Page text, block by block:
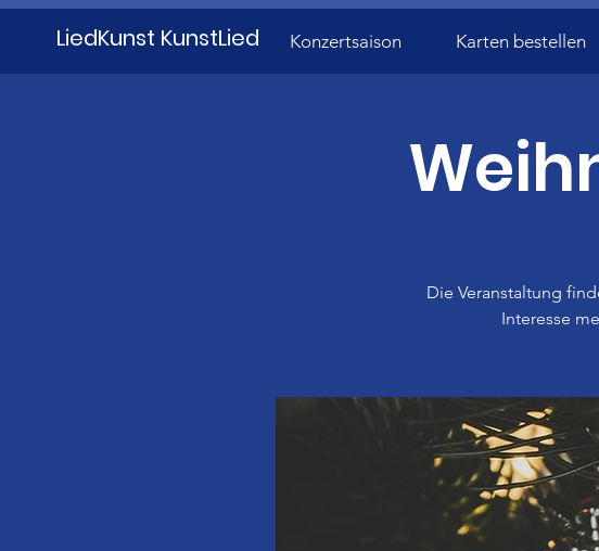
LiedKunst KunstLied Konzertsaison Karten bestellen
Die Veranstaltung
Interesse